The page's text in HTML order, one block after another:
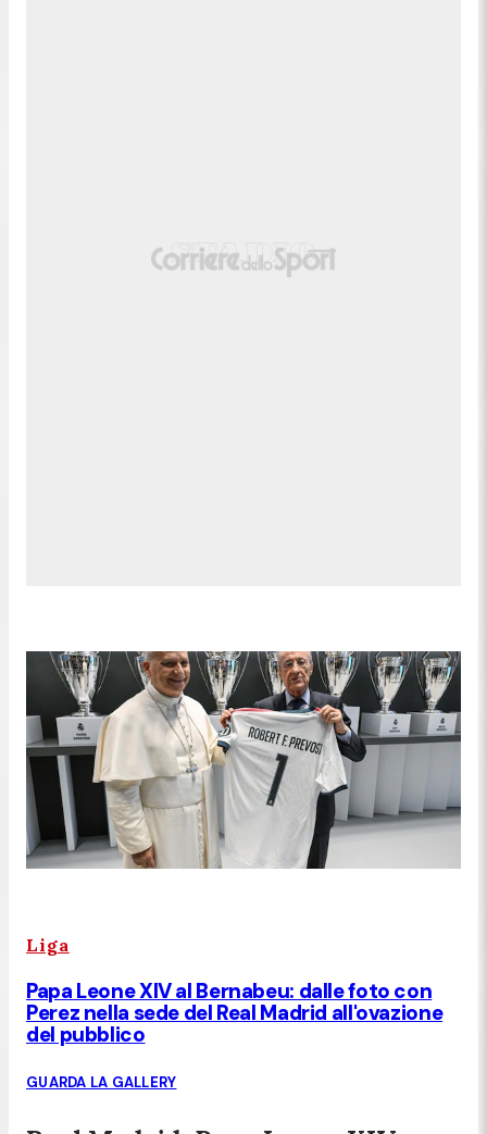
Liga
Papa Leone XIV al Bernabeu: dalle foto con
Perez nella sede del Real Madrid all'ovazione
del pubblico
GUARDA LA GALLERY